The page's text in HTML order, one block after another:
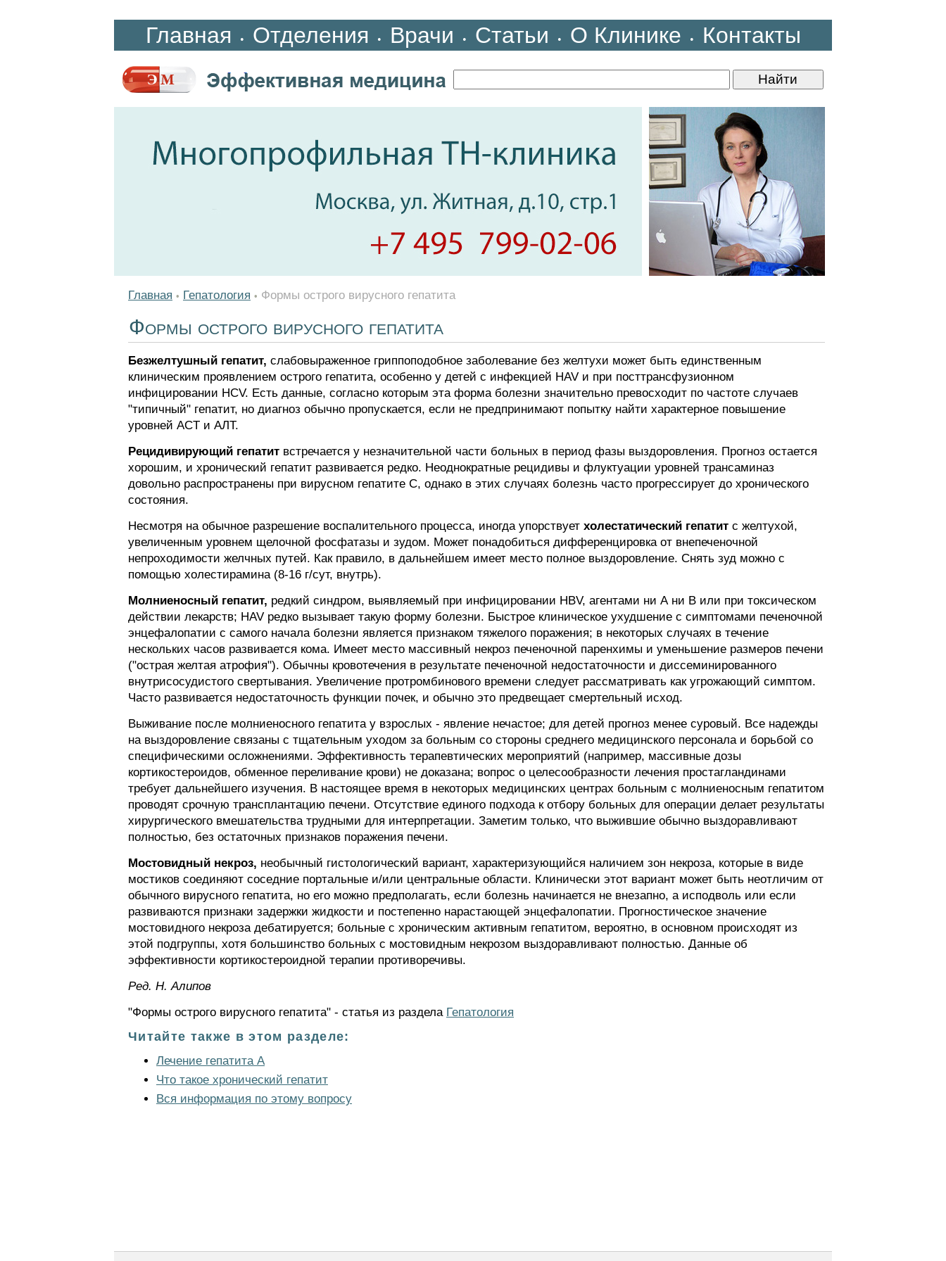
Главная • Отделения • Врачи • Статьи • О Клинике • Контакты
Главная • Гепатология • Формы острого вирусного гепатита
Формы острого вирусного гепатита
Безжелтушный гепатит, слабовыраженное гриппоподобное заболевание без желтухи может быть единственным
клиническим проявлением острого гепатита, особенно у детей с инфекцией HAV и при посттрансфузионном
инфицировании HCV. Есть данные, согласно которым эта форма болезни значительно превосходит по частоте случаев
"типичный" гепатит, но диагноз обычно пропускается, если не предпринимают попытку найти характерное повышение
уровней ACT и АЛТ.
Рецидивирующий гепатит встречается у незначительной части больных в период фазы выздоровления. Прогноз остается
хорошим, и хронический гепатит развивается редко. Неоднократные рецидивы и флуктуации уровней трансаминаз
довольно распространены при вирусном гепатите С, однако в этих случаях болезнь часто прогрессирует до хронического
состояния.
Несмотря на обычное разрешение воспалительного процесса, иногда упорствует холестатический гепатит с желтухой,
увеличенным уровнем щелочной фосфатазы и зудом. Может понадобиться дифференцировка от внепеченочной
непроходимости желчных путей. Как правило, в дальнейшем имеет место полное выздоровление. Снять зуд можно с
помощью холестирамина (8-16 г/сут, внутрь).
Молниеносный гепатит, редкий синдром, выявляемый при инфицировании HBV, агентами ни А ни В или при токсическом
действии лекарств; HAV редко вызывает такую форму болезни. Быстрое клиническое ухудшение с симптомами печеночной
энцефалопатии с самого начала болезни является признаком тяжелого поражения; в некоторых случаях в течение
нескольких часов развивается кома. Имеет место массивный некроз печеночной паренхимы и уменьшение размеров печени
("острая желтая атрофия"). Обычны кровотечения в результате печеночной недостаточности и диссеминированного
внутрисосудистого свертывания. Увеличение протромбинового времени следует рассматривать как угрожающий симптом.
Часто развивается недостаточность функции почек, и обычно это предвещает смертельный исход.
Выживание после молниеносного гепатита у взрослых - явление нечастое; для детей прогноз менее суровый. Все надежды
на выздоровление связаны с тщательным уходом за больным со стороны среднего медицинского персонала и борьбой со
специфическими осложнениями. Эффективность терапевтических мероприятий (например, массивные дозы
кортикостероидов, обменное переливание крови) не доказана; вопрос о целесообразности лечения простагландинами
требует дальнейшего изучения. В настоящее время в некоторых медицинских центрах больным с молниеносным гепатитом
проводят срочную трансплантацию печени. Отсутствие единого подхода к отбору больных для операции делает результаты
хирургического вмешательства трудными для интерпретации. Заметим только, что выжившие обычно выздоравливают
полностью, без остаточных признаков поражения печени.
Мостовидный некроз, необычный гистологический вариант, характеризующийся наличием зон некроза, которые в виде
мостиков соединяют соседние портальные и/или центральные области. Клинически этот вариант может быть неотличим от
обычного вирусного гепатита, но его можно предполагать, если болезнь начинается не внезапно, а исподволь или если
развиваются признаки задержки жидкости и постепенно нарастающей энцефалопатии. Прогностическое значение
мостовидного некроза дебатируется; больные с хроническим активным гепатитом, вероятно, в основном происходят из
этой подгруппы, хотя большинство больных с мостовидным некрозом выздоравливают полностью. Данные об
эффективности кортикостероидной терапии противоречивы.
Ред. Н. Алипов
"Формы острого вирусного гепатита" - статья из раздела Гепатология
Читайте также в этом разделе:
Лечение гепатита A
Что такое хронический гепатит
Вся информация по этому вопросу